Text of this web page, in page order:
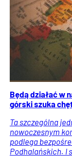
Będą działać w
górski szuka
Ta szczególna
nowoczesnym
podlega
Podhalańskich. I